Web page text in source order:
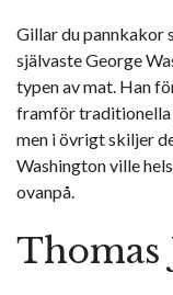
Gillar du pannkakor
självaste George
typen av mat. Han
framför traditionella
men i övrigt skiljer
Washington ville
ovanpå.
Thomas